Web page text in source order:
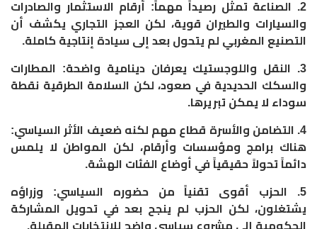
2. الصناعة تمثل رصيداً مهماً: أرقام الاستثمار والصادرات
والسيارات والطيران قوية، لكن العجز التجاري يكشف أن
التصنيع المغربي لم يتحول بعد إلى سيادة إنتاجية كاملة.
3. النقل واللوجستيك يعرفان دينامية واضحة: المطارات
والسكك الحديدية في صعود، لكن السلامة الطرقية نقطة
سوداء لا يمكن تبريرها.
4. التضامن والأسرة قطاع مهم لكنه ضعيف الأثر السياسي:
هناك برامج ومؤسسات وأرقام، لكن المواطن لا يلمس
دائماً تحولاً حقيقياً في أوضاع الفئات الهشة.
5. الحزب أقوى تقنياً من حضوره السياسي: وزراؤه
يشتغلون، لكن الحزب لم ينجح بعد في تحويل المشاركة
الحكومية إلى مشروع سياسي واضح للانتخابات المقبلة.